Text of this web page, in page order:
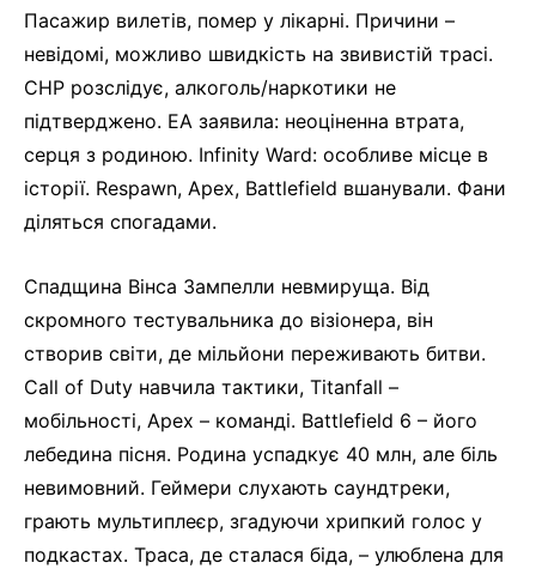
Пасажир вилетів, помер у лікарні. Причини –
невідомі, можливо швидкість на звивистій трасі.
CHP розслідує, алкоголь/наркотики не
підтверджено. EA заявила: неоціненна втрата,
серця з родиною. Infinity Ward: особливе місце в
історії. Respawn, Apex, Battlefield вшанували. Фани
діляться спогадами.
Спадщина Вінса Зампелли невмируща. Від
скромного тестувальника до візіонера, він
створив світи, де мільйони переживають битви.
Call of Duty навчила тактики, Titanfall –
мобільності, Apex – команді. Battlefield 6 – його
лебедина пісня. Родина успадкує 40 млн, але біль
невимовний. Геймери слухають саундтреки,
грають мультиплеєр, згадуючи хрипкий голос у
подкастах. Траса, де сталася біда, – улюблена для